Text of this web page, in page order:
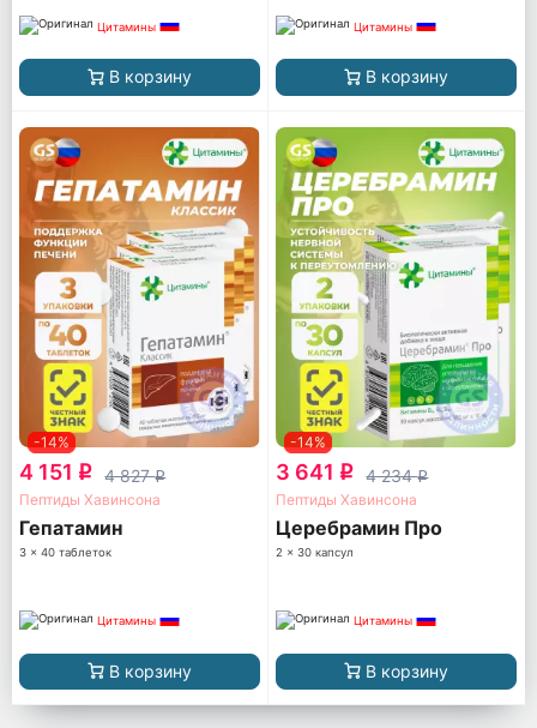
Цитамины
В корзину
Цитамины
В корзину
-14%
4 151 q 4 827q
Пептиды Хавинсона
Гепатамин
3 x 40 таблеток
Цитамины
В корзину
-14%
3 641 q 4 234q
Пептиды Хавинсона
Церебрамин Про
2 x 30 капсул
Цитамины
В корзину